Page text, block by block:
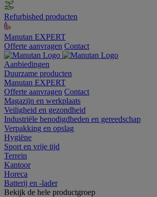
Refurbished producten
Manutan EXPERT
Offerte aanvragen Contact
Aanbiedingen
Duurzame producten
Manutan EXPERT
Offerte aanvragen Contact
Magazijn en werkplaats
Veiligheid en gezondheid
Industriële benodigdheden en gereedschap
Verpakking en opslag
Hygiëne
Sport en vrije tijd
Terrein
Kantoor
Horeca
Batterij en -lader
Bekijk de hele productgroep